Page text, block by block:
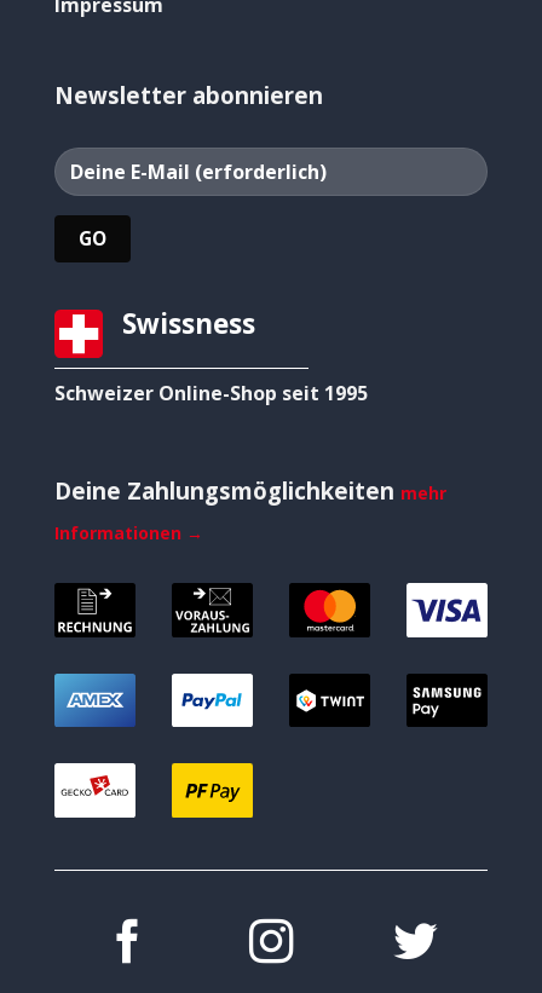
Newsletter abonnieren
Swissness
Schweizer Online-Shop seit 1995
Deine Zahlungsmöglichkeiten mehr
Informationen →